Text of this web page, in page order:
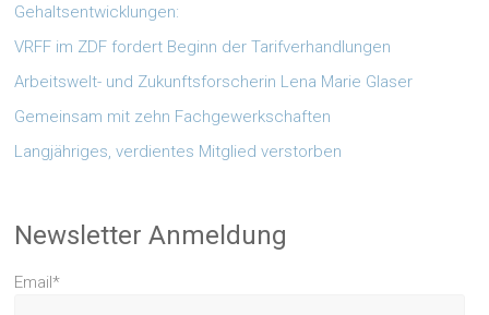
Gehaltsentwicklungen:
VRFF im ZDF fordert Beginn der Tarifverhandlungen
Arbeitswelt- und Zukunftsforscherin Lena Marie Glaser
Gemeinsam mit zehn Fachgewerkschaften
Langjähriges, verdientes Mitglied verstorben
Newsletter Anmeldung
Email*